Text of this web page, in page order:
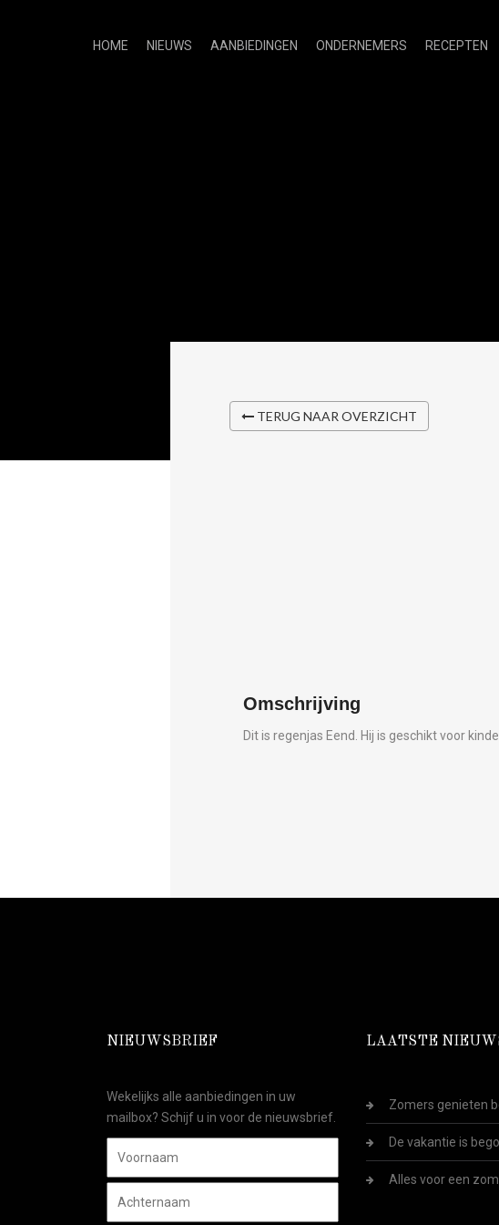
HOME NIEUWS AANBIEDINGEN ONDERNEMERS RECEPTEN
TERUG NAAR OVERZICHT
Omschrijving
Dit is regenjas Eend. Hij is geschikt voor
NIEUWSBRIEF
Wekelijks alle aanbiedingen in uw
mailbox? Schijf u in voor de nieuwsbrief.
LAATSTE
Zomers genieten
De vakantie is
Alles voor een